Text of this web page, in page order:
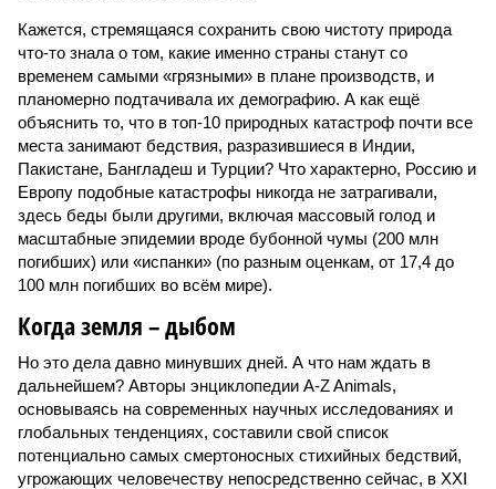
Кажется, стремящаяся сохранить свою чистоту природа
что-то знала о том, какие именно страны станут со
временем самыми «грязными» в плане производств, и
планомерно подтачивала их демографию. А как ещё
объяснить то, что в топ-10 природных катастроф почти все
места занимают бедствия, разразившиеся в Индии,
Пакистане, Бангладеш и Турции? Что характерно, Россию и
Европу подобные катастрофы никогда не затрагивали,
здесь беды были другими, включая массовый голод и
масштабные эпидемии вроде бубонной чумы (200 млн
погибших) или «испанки» (по разным оценкам, от 17,4 до
100 млн погибших во всём мире).
Когда земля – дыбом
Но это дела давно минувших дней. А что нам ждать в
дальнейшем? Авторы энциклопедии A-Z Animals,
основываясь на современных научных исследованиях и
глобальных тенденциях, составили свой список
потенциально самых смертоносных стихийных бедствий,
угрожающих человечеству непосредственно сейчас, в XXI